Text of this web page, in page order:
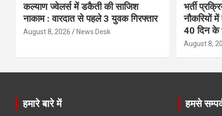
कल्याण ज्वेलर्स में डकैती की साजिश
नाकाम : वारदात से पहले 3 युवक गिरफ्तार
August 8, 2026 News Desk
भर्ती
नौकरियों
40 दिन के
August 8,
हमारे बारे में हमसे